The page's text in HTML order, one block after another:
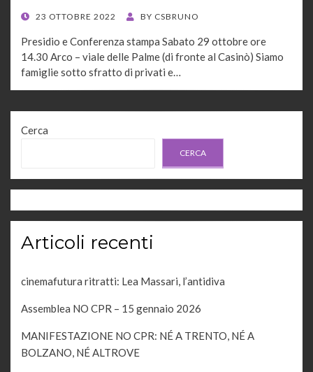
POSTED
23 OTTOBRE 2022 BY CSBRUNO
Presidio e Conferenza stampa Sabato 29 ottobre ore
14.30 Arco – viale delle Palme (di fronte al Casinò) Siamo
famiglie sotto sfratto di privati e…
Cerca
CERCA
Articoli recenti
cinemafutura ritratti: Lea Massari, l’antidiva
Assemblea NO CPR – 15 gennaio 2026
MANIFESTAZIONE NO CPR: NÉ A TRENTO, NÉ A
BOLZANO, NÉ ALTROVE